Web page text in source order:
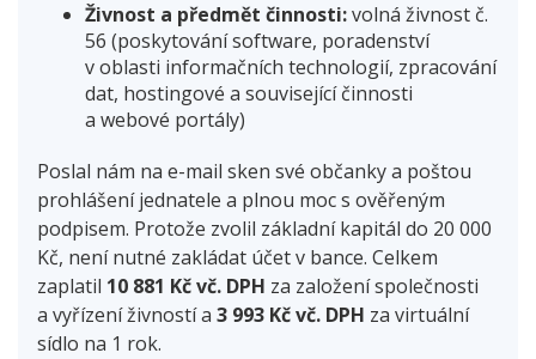
Živnost a předmět činnosti:volná živnost č.
56 (poskytování software, poradenství
v oblasti informačních technologií, zpracování
dat, hostingové a související činnosti
a webové portály)
Poslal nám na e-mail sken své občanky a poštou
prohlášení jednatele a plnou moc s ověřeným
podpisem. Protože zvolil základní kapitál do 20 000
Kč, není nutné zakládat účet v bance. Celkem
zaplatil 10 881 Kč vč. DPH za založení společnosti
a vyřízení živností a 3 993 Kč vč. DPH za virtuální
sídlo na 1 rok.